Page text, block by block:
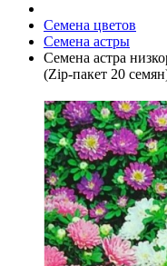
Семена цветов
Семена астры
Семена астра
(Zip-пакет 20